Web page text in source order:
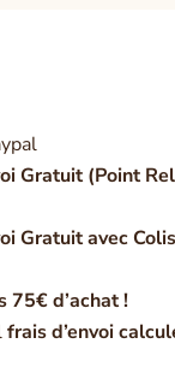
Gratuit (Point
Gratuit avec
75€ d’achat !
frais d’envoi